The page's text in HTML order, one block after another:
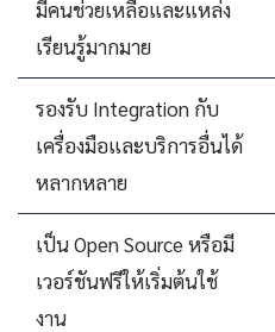
มีคนช่วยเหลือและแหล่ง
เรียนรู้มากมาย
รองรับ Integration กับ
เครื่องมือและบริการอื่นได้
หลากหลาย
เป็น Open Source หรือมี
เวอร์ชันฟรีให้เริ่มต้นใช้
งาน